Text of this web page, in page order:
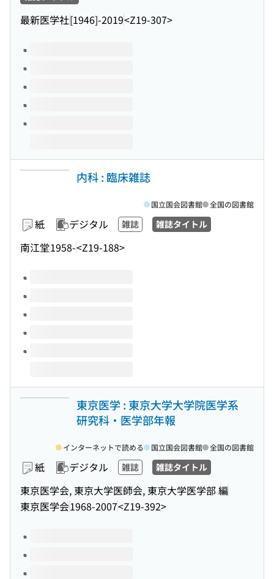
最新医学社[1946]-2019<Z19-307>
このタイトルの巻号
内科 : 臨床雑誌
紙 デジタル 雑誌 雑誌タイトル
南江堂1958-<Z19-188>
国立国会図書館 全国の図書館
このタイトルの巻号
東京医学 : 東京大学大学院医学系
研究科・医学部年報
紙 デジタル 雑誌 雑誌タイトル
東京医学会, 東京大学医師会, 東京大学医学部 編
東京医学会1968-2007<Z19-392>
インターネットで読める 国立国会図書館 全国の図書館
このタイトルの巻号